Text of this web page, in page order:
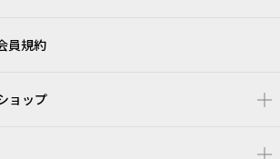
員規約
ョップ